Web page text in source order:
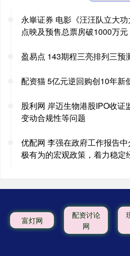
永崋证券 电影《汪汪队立大功
点映及预售总票房破1000万元
盈易点 143期程三亮排列三预
配资猫 5亿元逆回购创10年新
股利网 岸迈生物港股IPO收证
变动合规性等问题
优配网 李强在政府工作报告
极有为的宏观政策，着力稳定
富灯网
配资讨论
网